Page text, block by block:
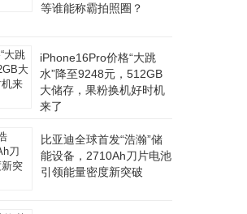
等谁能称霸拍照圈？
iPhone16Pro价格“大跳
水”降至9248元，512GB
大储存，果粉换机好时机
来了
比亚迪全球首发“浩瀚”储
能设备，2710Ah刀片电池
引领能量密度新突破